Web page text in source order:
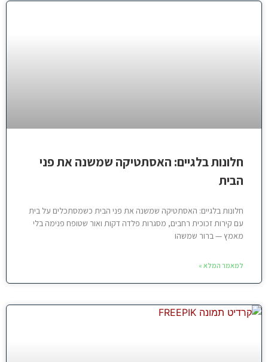
חלונות בלגיים: האסתטיקה שמשנה את פני
הבית
חלונות בלגיים: האסתטיקה שמשנה את פני הבית כשמסתכלים על בית
עם קירות זכוכית רחבים, מסגרות פלדה דקות ואור שטופח פנימה בלי
מאמץ — ברור שמשהו
למאמר המלא »